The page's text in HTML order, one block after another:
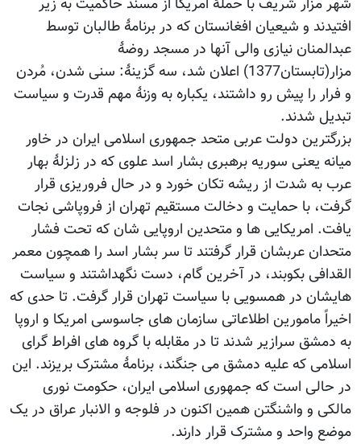
افتیدند و شیعیان افغانستان که در برنامۀ طالبان توسط
عبدالمنان نیازی والی آنها در مسجد روضۀ
مزار(تابستان1377) اعلان شد، سه گزینۀ: سنی شدن، مُردن
و فرار را پیش رو داشتند، یکباره به وزنۀ مهم قدرت و سیاست
تبدیل شدند.
بزرگترین دولت عربی متحد جمهوری اسلامی ایران در خاور
میانه یعنی سوریه برهبری بشار اسد علوی که در زلزلۀ بهار
عرب به شدت از ریشه تکان خورد و در حال فروریزی قرار
گرفت، با حمایت و دخالت مستقیم تهران از فروپاشی نجات
یافت. امریکایی ها و متحدین اروپایی شان که تحت فشار
متحدان عربشان قرار گرفتند تا سر بشار اسد را همچون معمر
القدافی بکوبند، در آخرین گام، دست نگهداشتند و سیاست
هایشان در همسویی با سیاست تهران قرار گرفت. تا حدی که
اخیراً مامورین اطلاعاتی سازمان های جاسوسی امریکا و اروپا
به دمشق سرازیر شدند تا در مقابله با گروه های افراط گرای
اسلامی که علیه دمشق می جنگند، برنامۀ مشترک بریزند. این
در حالی است که جمهوری اسلامی ایران، حکومت نوری
مالکی و واشنگتن همین اکنون در فلوجه و الانبار عراق در یک
موضع واحد و مشترک قرار دارند.